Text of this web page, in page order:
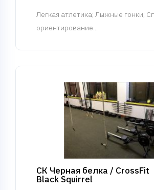
Легкая атлетика; Лыжные гонки;
ориентирование...
СК Черная белка / CrossFit
Black Squirrel